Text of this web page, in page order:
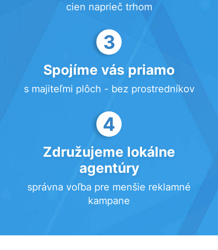
cien naprieč trhom
3
Spojíme vás priamo
s majiteľmi plôch - bez prostredníkov
4
Združujeme lokálne
agentúry
správna voľba pre menšie reklamné
kampane